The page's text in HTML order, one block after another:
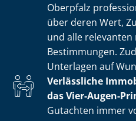
Oberpfalz
über deren Wert,
und alle
Bestimmungen.
Unterlagen auf
Verlässliche
das Vier-Augen-
Gutachten immer